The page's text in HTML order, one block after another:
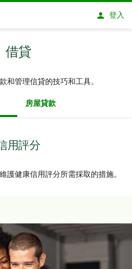
登入
借貸
和管理信貸的技巧和工具。
房屋貸款​​​​​​​
用評分
護健康信用評分所需採取的措施。